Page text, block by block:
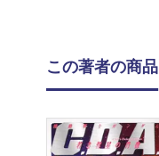
この著者の商品